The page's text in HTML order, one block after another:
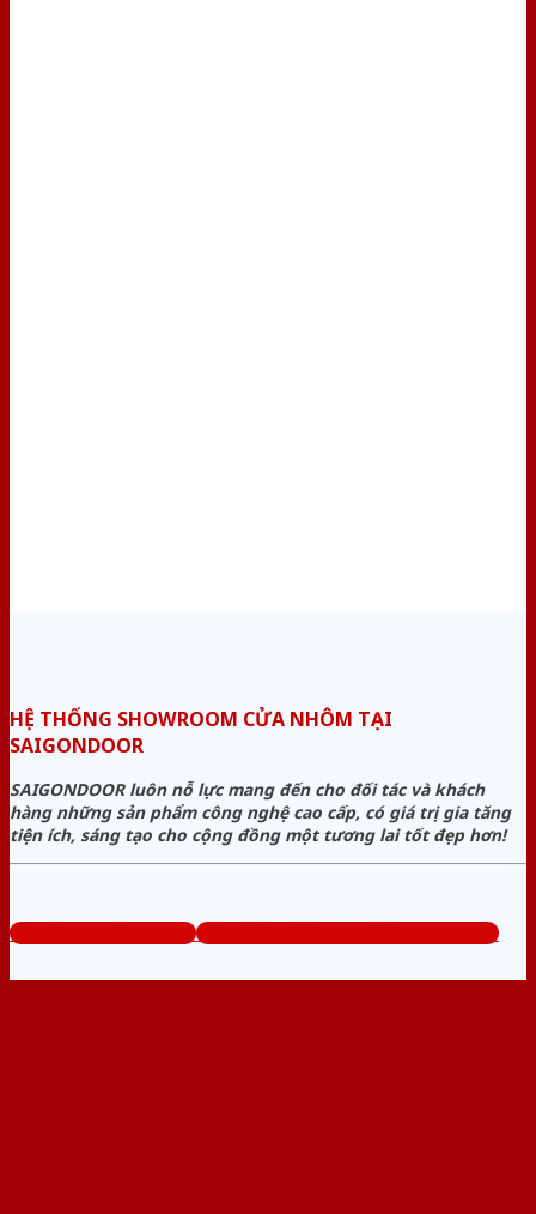
HỆ THỐNG SHOWROOM CỬA NHÔM TẠI
SAIGONDOOR
SAIGONDOOR luôn nỗ lực mang đến cho đối tác và khách
hàng những sản phẩm công nghệ cao cấp, có giá trị gia tăng
tiện ích, sáng tạo cho cộng đồng một tương lai tốt đẹp hơn!
www.bancuanhom.com Tổng đài tư vấn miễn phí: 0824.400.400